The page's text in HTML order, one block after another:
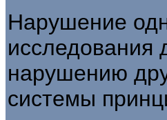
Нарушение
исследования
нарушению
системы